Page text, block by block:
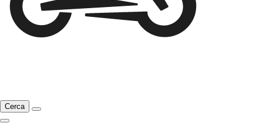
Cerca